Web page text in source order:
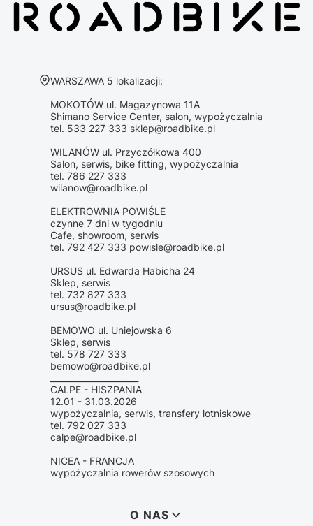
Adres:
WARSZAWA 5 lokalizacji:
MOKOTÓW ul. Magazynowa 11A
Shimano Service Center, salon, wypożyczalnia
tel. 533 227 333 sklep@roadbike.pl
WILANÓW ul. Przyczółkowa 400
Salon, serwis, bike fitting, wypożyczalnia
tel. 786 227 333
wilanow@roadbike.pl
ELEKTROWNIA POWIŚLE
czynne 7 dni w tygodniu
Cafe, showroom, serwis
tel. 792 427 333 powisle@roadbike.pl
URSUS ul. Edwarda Habicha 24
Sklep, serwis
tel. 732 827 333
ursus@roadbike.pl
BEMOWO ul. Uniejowska 6
Sklep, serwis
tel. 578 727 333
bemowo@roadbike.pl
CALPE - HISZPANIA
12.01 - 31.03.2026
wypożyczalnia, serwis, transfery lotniskowe
tel. 792 027 333
calpe@roadbike.pl
NICEA - FRANCJA
wypożyczalnia rowerów szosowych
O NAS